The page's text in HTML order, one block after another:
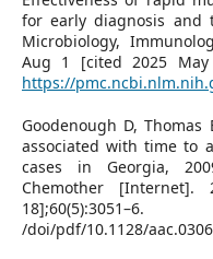
for early diagnosis and
Microbiology,
Aug 1 [cited 2025 May
https://
Goodenough D, Thomas
associated with time to
cases in Georgia,
Chemother
/doi/pdf/10.1128/